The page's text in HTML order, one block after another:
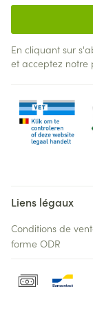
En cliquant sur
et acceptez notre
Liens légaux
Conditions de
forme ODR